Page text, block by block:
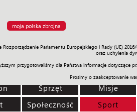
moja polska zbrojna
Rozporządzenie Parlamentu Europejskiego i Rady (UE)
oraz uchylenia
przygotowaliśmy dla Państwa informacje dotyczące
Prosimy o zaakceptowanie
Misje Polityka Prawo Świat
Sprzęt Misje
Społeczność Sport